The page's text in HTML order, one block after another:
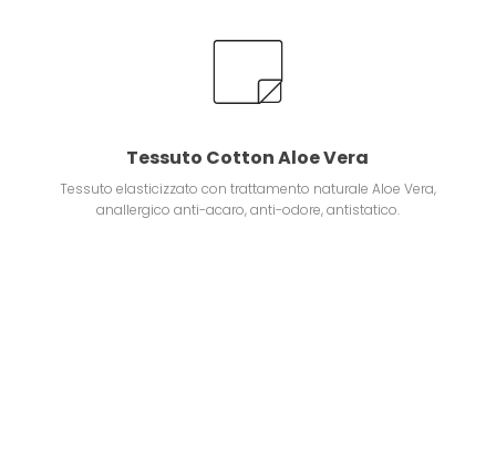
Tessuto Cotton Aloe Vera
Tessuto elasticizzato con trattamento naturale Aloe Vera,
anallergico anti-acaro, anti-odore, antistatico.